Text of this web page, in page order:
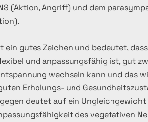
(Aktion, Angriff) und dem
ein gutes Zeichen und bedeutet,
und anpassungsfähig ist, gut
wechseln kann und das
Erholungs- und
deutet auf ein
des vegetativen